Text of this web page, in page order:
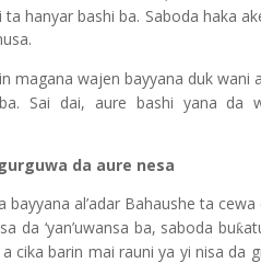
hanyar bashi ba. Saboda haka
magana wajen bayyana duk
Sai dai, aure bashi yana da
da aure nesa
bayyana al’adar Bahaushe ta cewa
da ‘yan’uwansa ba, saboda buƙ
cika barin mai rauni ya yi nisa da